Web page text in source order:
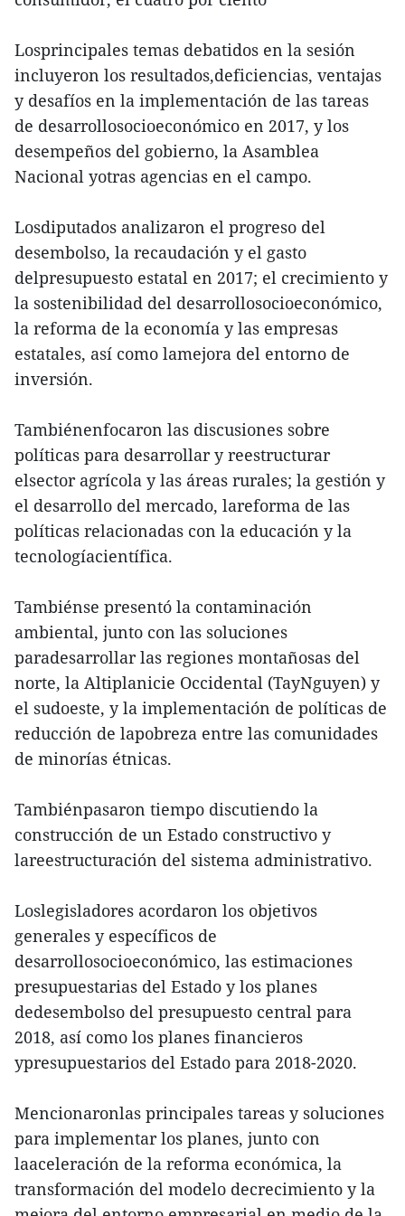
Losprincipales temas debatidos en la sesión
incluyeron los resultados,deficiencias, ventajas
y desafíos en la implementación de las tareas
de desarrollosocioeconómico en 2017, y los
desempeños del gobierno, la Asamblea
Nacional yotras agencias en el campo.
Losdiputados analizaron el progreso del
desembolso, la recaudación y el gasto
delpresupuesto estatal en 2017; el crecimiento y
la sostenibilidad del desarrollosocioeconómico,
la reforma de la economía y las empresas
estatales, así como lamejora del entorno de
inversión.
Tambiénenfocaron las discusiones sobre
políticas para desarrollar y reestructurar
elsector agrícola y las áreas rurales; la gestión y
el desarrollo del mercado, lareforma de las
políticas relacionadas con la educación y la
tecnologíacientífica.
Tambiénse presentó la contaminación
ambiental, junto con las soluciones
paradesarrollar las regiones montañosas del
norte, la Altiplanicie Occidental (TayNguyen) y
el sudoeste, y la implementación de políticas de
reducción de lapobreza entre las comunidades
de minorías étnicas.
Tambiénpasaron tiempo discutiendo la
construcción de un Estado constructivo y
lareestructuración del sistema administrativo.
Loslegisladores acordaron los objetivos
generales y específicos de
desarrollosocioeconómico, las estimaciones
presupuestarias del Estado y los planes
dedesembolso del presupuesto central para
2018, así como los planes financieros
ypresupuestarios del Estado para 2018-2020.
Mencionaronlas principales tareas y soluciones
para implementar los planes, junto con
laaceleración de la reforma económica, la
transformación del modelo decrecimiento y la